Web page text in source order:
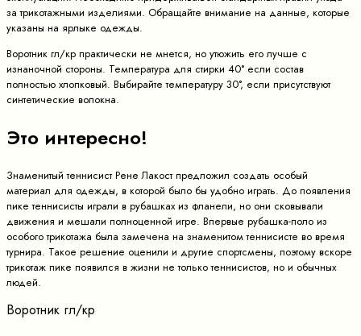
за трикотажными изделиями. Обращайте внимание на данные, которые
указаны на ярлыке одежды.
Воротник гл/кр практически не мнется, но утюжить его лучше с
изнаночной стороны. Температура для стирки 40° если состав
полностью хлопковый. Выбирайте температуру 30°, если присутствуют
синтетические волокна.
Это интересно!
Знаменитый теннисист Рене Лакост предложил создать особый
материал для одежды, в которой было бы удобно играть. До появления
пике теннисисты играли в рубашках из фланели, но они сковывали
движения и мешали полноценной игре. Впервые рубашка-поло из
особого трикотажа была замечена на знаменитом теннисисте во время
турнира. Такое решение оценили и другие спортсмены, поэтому вскоре
трикотаж пике появился в жизни не только теннисистов, но и обычных
людей.
Воротник гл/кр